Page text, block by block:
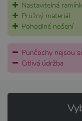
Nastavitelná
Pružný materiál
Pohodlné nošení
Punčochy nejsou
Citlivá údržba